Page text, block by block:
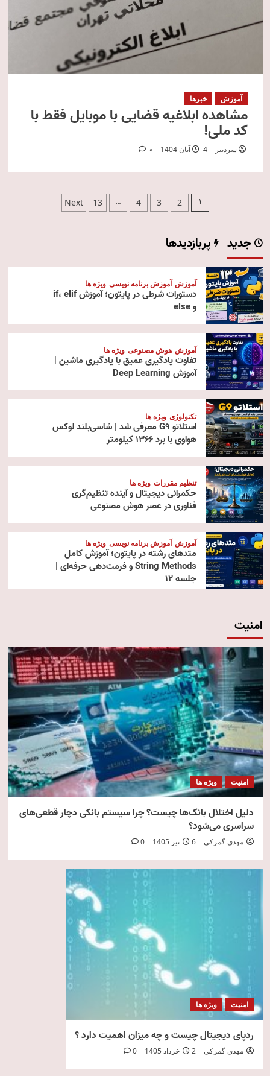
آموزش خبرها
مشاهده ابلاغیه قضایی با موبایل فقط با
کد ملی!
سردبیر 4 آبان 1404 0
صفحه‌بندی
1
2
3
4
…
13
Next
جدید پربازدیدها
آموزش آموزش برنامه نویسی ویژه ها
دستورات شرطی در پایتون؛ آموزش if، elif
و else
آموزش هوش مصنوعی ویژه ها
تفاوت یادگیری عمیق با یادگیری ماشین |
آموزش Deep Learning
تکنولوژی ویژه ها
استلاتو G9 معرفی شد | شاسی‌بلند لوکس
هواوی با برد ۱۳۶۶ کیلومتر
تنظیم مقررات ویژه ها
حکمرانی دیجیتال و آینده تنظیم‌گری
فناوری در عصر هوش مصنوعی
آموزش آموزش برنامه نویسی ویژه ها
متدهای رشته در پایتون؛ آموزش کامل
String Methods و فرمت‌دهی حرفه‌ای |
جلسه ۱۲
امنیت
امنیت ویژه ها
دلیل اختلال بانک‌ها چیست؟ چرا سیستم بانکی دچار قطعی‌های
سراسری می‌شود؟
مهدی گمرکی 6 تیر 1405 0
امنیت ویژه ها
ردپای دیجیتال چیست و چه میزان اهمیت دارد ؟
مهدی گمرکی 2 خرداد 1405 0